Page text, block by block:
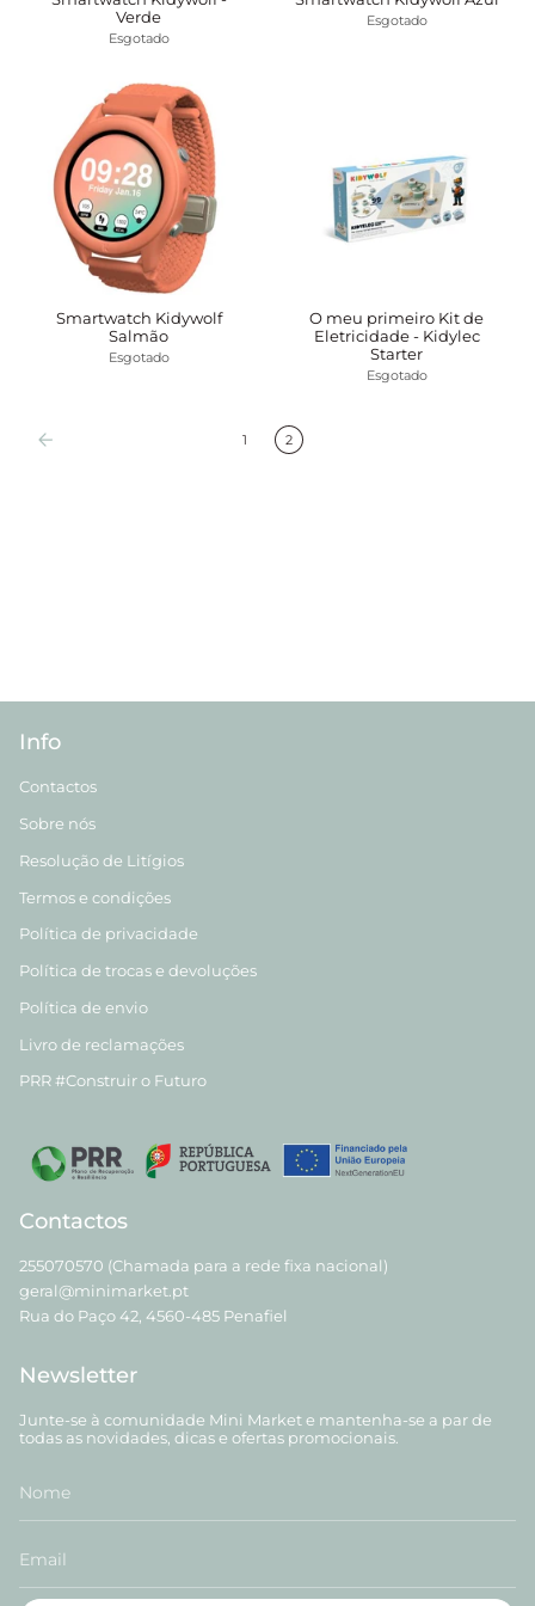
Verde
Esgotado
Esgotado
Smartwatch Kidywolf
Salmão
Esgotado
O meu primeiro Kit de
Eletricidade - Kidylec
Starter
Esgotado
1 2
Info
Contactos
Sobre nós
Resolução de Litígios
Termos e condições
Política de privacidade
Política de trocas e devoluções
Política de envio
Livro de reclamações
PRR #Construir o Futuro
Contactos
255070570 (Chamada para a rede fixa nacional)
geral@minimarket.pt
Rua do Paço 42, 4560-485 Penafiel
Newsletter
Junte-se à comunidade Mini Market e mantenha-se a par de
todas as novidades, dicas e ofertas promocionais.